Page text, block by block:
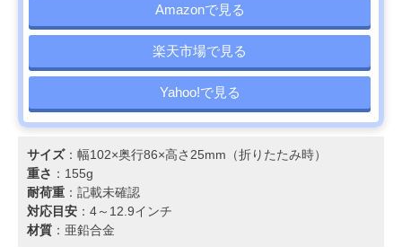
Amazonで見る
楽天市場で見る
Yahoo!で見る
サイズ：幅102×奥行86×高さ25mm（折りたたみ時）
重さ ：155g
耐荷重 ：記載未確認
対応目安 ：4～12.9インチ
材質 ：亜鉛合金